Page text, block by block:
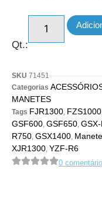
Qt.:
SKU 71451
Categorias
MANETES
Tags FJR1300, FZS1000
GSF600, GSF650,
R750, GSX1400, Manete
XJR1300, YZF-R6
0